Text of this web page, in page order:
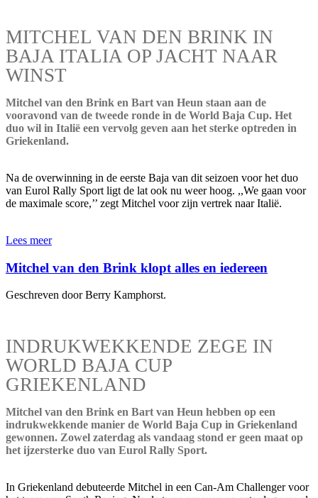
MITCHEL VAN DEN BRINK IN
BAJA ITALIA OP JACHT NAAR
WINST
Mitchel van den Brink en Bart van Heun staan aan de
vooravond van de tweede ronde in de World Baja Cup. Het
duo wil in Italië een vervolg geven aan het sterke optreden in
Griekenland.
Na de overwinning in de eerste Baja van dit seizoen voor het duo
van Eurol Rally Sport ligt de lat ook nu weer hoog. ,,We gaan voor
de maximale score,’’ zegt Mitchel voor zijn vertrek naar Italië.
Lees meer
Mitchel van den Brink klopt alles en iedereen
Geschreven door Berry Kamphorst.
INDRUKWEKKENDE ZEGE IN
WORLD BAJA CUP
GRIEKENLAND
Mitchel van den Brink en Bart van Heun hebben op een
indrukwekkende manier de World Baja Cup in Griekenland
gewonnen. Zowel zaterdag als vandaag stond er geen maat op
het ijzersterke duo van Eurol Rally Sport.
In Griekenland debuteerde Mitchel in een Can-Am Challenger voor